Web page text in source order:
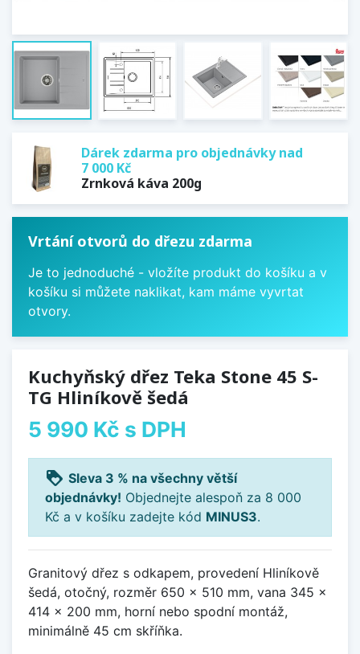
Dárek zdarma pro objednávky nad
7 000 Kč
Zrnková káva 200g
Vrtání otvorů do dřezu zdarma
Je to jednoduché - vložíte produkt do košíku a v
košíku si můžete naklikat, kam máme vyvrtat
otvory.
Kuchyňský dřez Teka Stone 45 S-
TG Hliníkově šedá
5 990 Kč s DPH
loyalty Sleva 3 % na všechny větší
objednávky! Objednejte alespoň za 8 000
Kč a v košíku zadejte kód MINUS3.
Granitový dřez s odkapem, provedení Hliníkově
šedá, otočný, rozměr 650 x 510 mm, vana 345 x
414 x 200 mm, horní nebo spodní montáž,
minimálně 45 cm skříňka.